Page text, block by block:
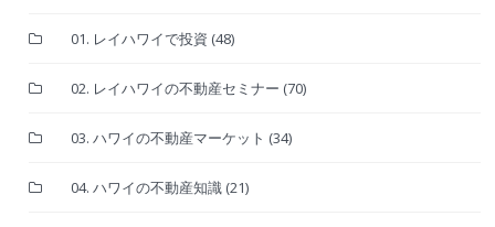
01. レイハワイで投資 (48)
02. レイハワイの不動産セミナー (70)
03. ハワイの不動産マーケット (34)
04. ハワイの不動産知識 (21)